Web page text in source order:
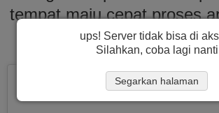
tempat maju cepat proses
untuk visa ke
ups! Server tidak bisa di
Silahkan, coba lagi nanti
Segarkan halaman